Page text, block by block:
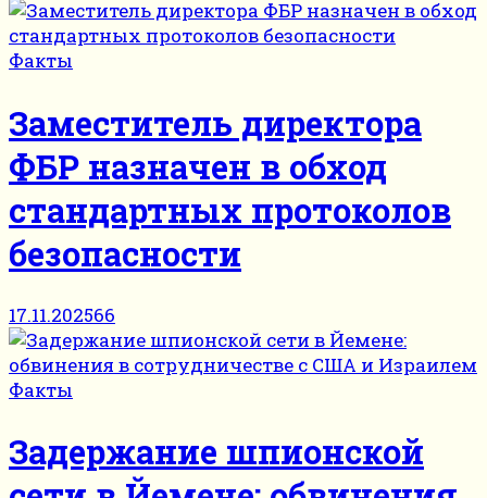
Факты
Заместитель директора
ФБР назначен в обход
стандартных протоколов
безопасности
17.11.202566
Факты
Задержание шпионской